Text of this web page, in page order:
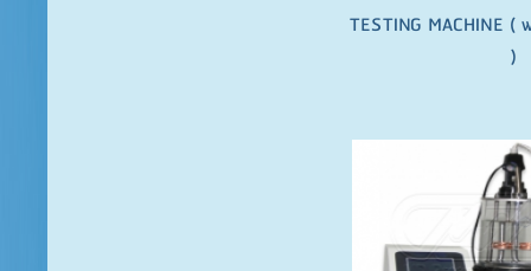
TESTING MACHINE (
)